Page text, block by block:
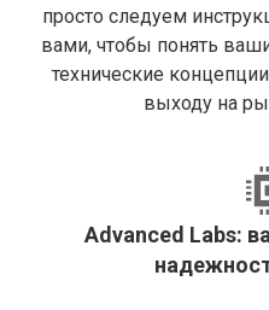
просто следуем
вами, чтобы понять
технические
выходу на
Advanced Labs: